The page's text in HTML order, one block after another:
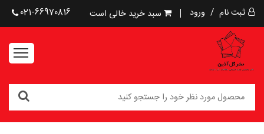
ثبت نام / ورود سبد خرید خالی است 021-66970816